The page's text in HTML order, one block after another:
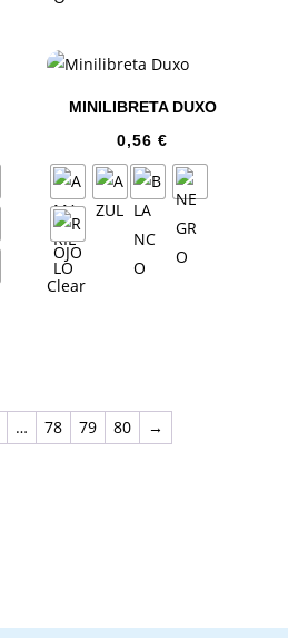
MINILIBRETA DUXO
0,56€
Clear
… 78 79 80 →